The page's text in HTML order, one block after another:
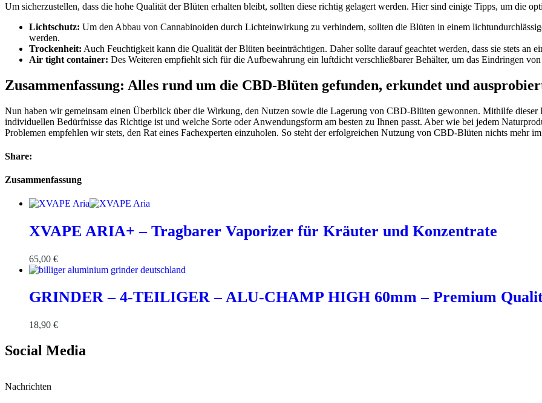
Um sicherzustellen, dass die hohe Qualität der Blüten erhalten bleibt, sollten diese richtig gelagert werden. Hier sind einige Tipps, um die
Lichtschutz: Um den Abbau von Cannabinoiden durch Lichteinwirkung zu verhindern, sollten die Blüten in einem
werden.
Trockenheit: Auch Feuchtigkeit kann die Qualität der Blüten beeinträchtigen. Daher sollte darauf geachtet werden, dass sie stets an
Air tight container: Des Weiteren empfiehlt sich für die Aufbewahrung ein luftdicht verschließbarer Behälter, um das Eindringen
Zusammenfassung: Alles rund um die CBD-Blüten gefunden, erkundet und
Nun haben wir gemeinsam einen Überblick über die Wirkung, den Nutzen sowie die Lagerung von CBD-Blüten gewonnen. Mithilfe dieser
individuellen Bedürfnisse das Richtige ist und welche Sorte oder Anwendungsform am besten zu Ihnen passt. Aber wie bei jedem
Problemen empfehlen wir stets, den Rat eines Fachexperten einzuholen. So steht der erfolgreichen Nutzung von CBD-Blüten nichts mehr
Share:
Zusammenfassung
XVAPE ARIA+ – Tragbarer Vaporizer für Kräuter und Konzentrate
65,00 €
GRINDER – 4-TEILIGER – ALU-CHAMP HIGH 60mm – Premium
18,90 €
Social Media
Nachrichten